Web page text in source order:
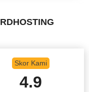
Skor Kami
4.9